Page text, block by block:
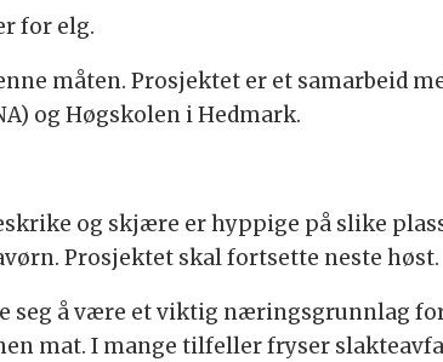
for elg.
måten. Prosjektet er et samarbeid
og Høgskolen i Hedmark.
og skjære er hyppige på slike
Prosjektet skal fortsette neste høst.
seg å være et viktig næringsgrunnlag
mat. I mange tilfeller fryser